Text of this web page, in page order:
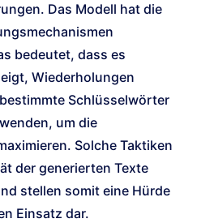
Das Modell hat die
bedeutet, dass es
Wiederholungen
Schlüsselwörter
um die
Solche Taktiken
der generierten Texte
stellen somit eine Hürde
Einsatz dar.